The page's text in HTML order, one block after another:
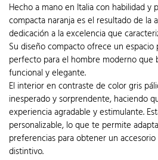
Hecho a mano en Italia con habilidad y
compacta naranja es el resultado de la
dedicación a la excelencia que
Su diseño compacto ofrece un
perfecto para el hombre moderno que
funcional y elegante.
El interior en contraste de color gris
inesperado y sorprendente, haciendo
experiencia agradable y estimulante.
personalizable, lo que te permite
preferencias para obtener un
distintivo.